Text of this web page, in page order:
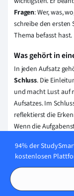
Fragen: Wer, was,
schreibe den ersten
Thema befasst hast.
Was gehört in
In jeden Aufsatz
Schluss. Die
und macht Lust auf
Aufsatzes. Im
reflektierst die
Wenn die
94% der
kostenlosen